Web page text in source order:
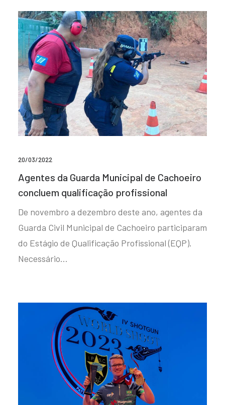
20/03/2022
Agentes da Guarda Municipal de Cachoeiro
concluem qualificação profissional
De novembro a dezembro deste ano, agentes da
Guarda Civil Municipal de Cachoeiro participaram
do Estágio de Qualificação Profissional (EQP).
Necessário…